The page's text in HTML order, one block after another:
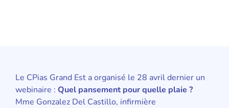
Le CPias Grand Est a organisé le 28 avril dernier un
webinaire : Quel pansement pour quelle plaie ?
Mme Gonzalez Del Castillo, infirmière